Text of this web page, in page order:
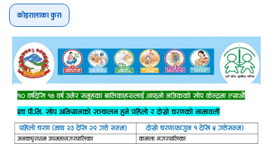
कोइरालाका कुरा